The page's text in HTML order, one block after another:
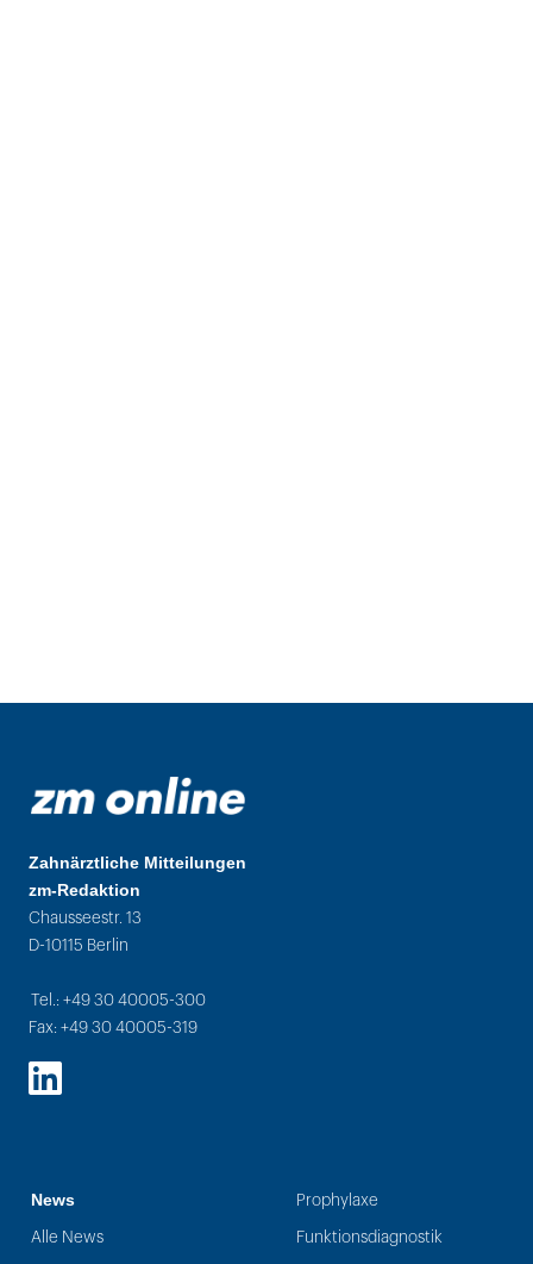
Zahnärztliche Mitteilungen
zm-Redaktion
Chausseestr. 13
D-10115 Berlin
Tel.: +49 30 40005-300
Fax: +49 30 40005-319
LinkedIn
News
Alle News
Prophylaxe
Funktionsdiagnostik